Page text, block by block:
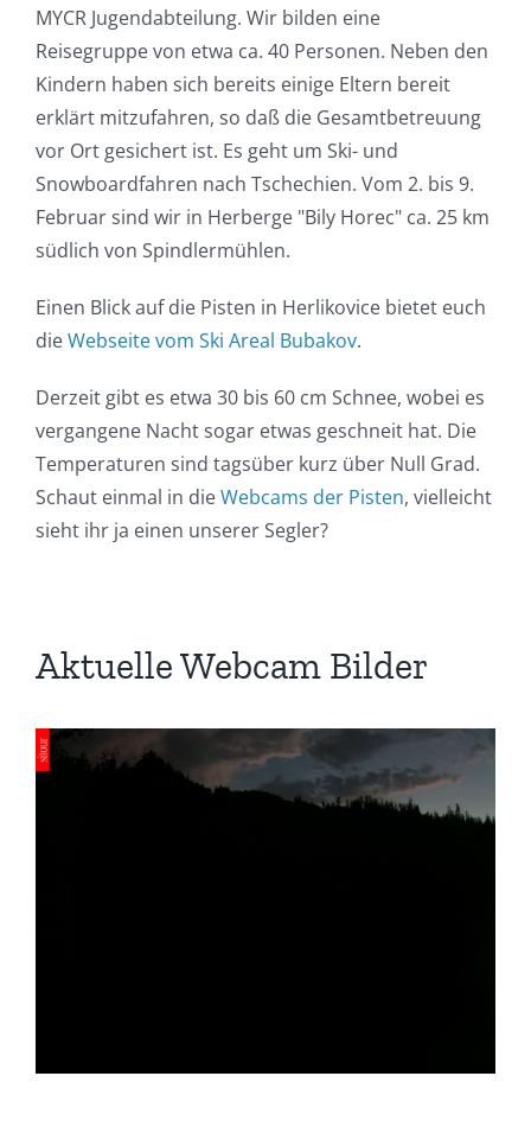
MYCR Jugendabteilung. Wir bilden eine
Reisegruppe von etwa ca. 40 Personen. Neben den
Kindern haben sich bereits einige Eltern bereit
erklärt mitzufahren, so daß die Gesamtbetreuung
vor Ort gesichert ist. Es geht um Ski- und
Snowboardfahren nach Tschechien. Vom 2. bis 9.
Februar sind wir in Herberge "Bily Horec" ca. 25 km
südlich von Spindlermühlen.
Einen Blick auf die Pisten in Herlikovice bietet euch
dieWebseite vom Ski Areal Bubakov.
Derzeit gibt es etwa 30 bis 60 cm Schnee, wobei es
vergangene Nacht sogar etwas geschneit hat. Die
Temperaturen sind tagsüber kurz über Null Grad.
Schaut einmal in dieWebcams der Pisten, vielleicht
sieht ihr ja einen unserer Segler?
Aktuelle Webcam Bilder